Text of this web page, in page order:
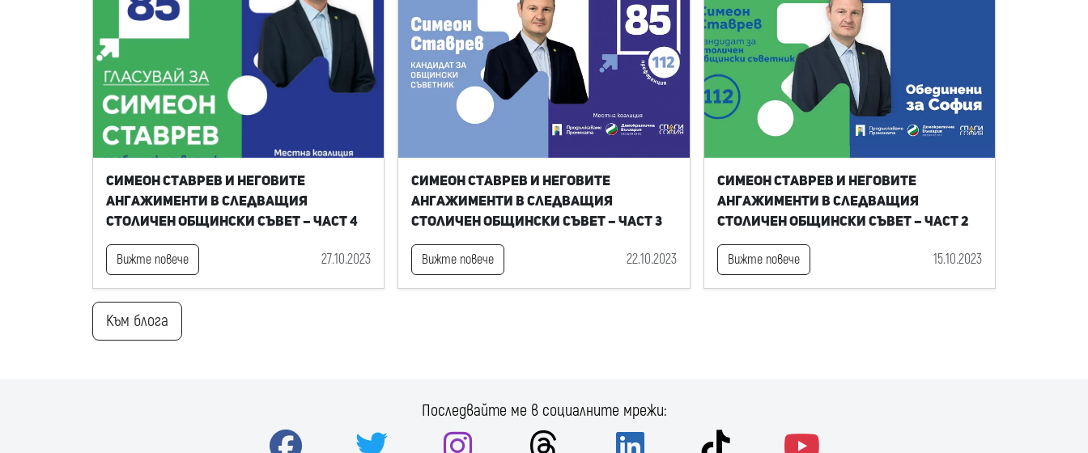
Симеон Ставрев и неговите
ангажименти в следващия
Столичен общински съвет – част 4
Вижте повече 27.10.2023
Симеон Ставрев и неговите
ангажименти в следващия
Столичен общински съвет – част 3
Вижте повече 22.10.2023
Симеон Ставрев и неговите
ангажименти в следващия
Столичен общински съвет – част 2
Вижте повече 15.10.2023
Към блога
Последвайте ме в социалните мрежи: